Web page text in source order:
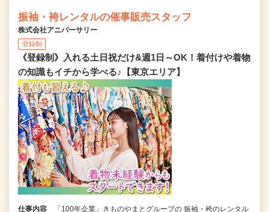
振袖・袴レンタルの催事販売スタッフ
株式会社アニバーサリー
登録制
《登録制》入れる土日祝だけ&週1日～OK！着付けや着物
の知識もイチから学べる♪【東京エリア】
仕事内容
「100年企業」きものやまとグループの 振袖・袴のレンタル